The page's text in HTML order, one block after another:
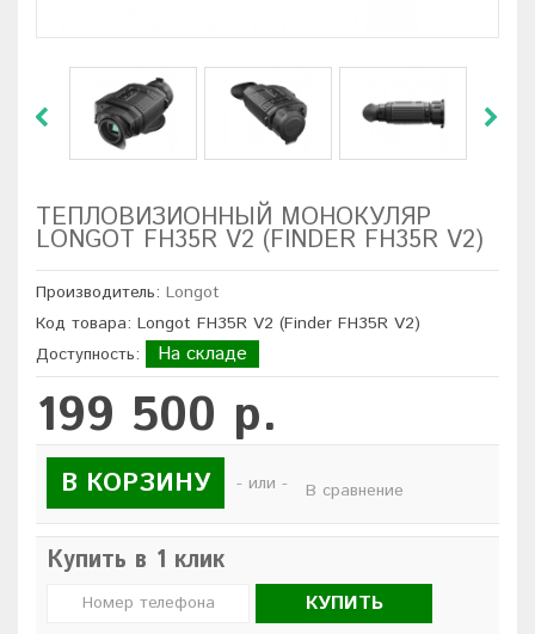
ТЕПЛОВИЗИОННЫЙ МОНОКУЛЯР
LONGOT FH35R V2 (FINDER FH35R V2)
Производитель: Longot
Код товара: Longot FH35R V2 (Finder FH35R V2)
Доступность:
На складе
199 500 р.
В КОРЗИНУ - или - В сравнение
Купить в 1 клик
КУПИТЬ